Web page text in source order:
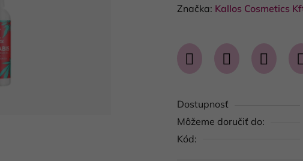
hodnotenie
0,0
z
hviezdičiek.
Značka: Kallos Cosmetics
Dostupnosť
Môžeme doručiť do:
Kód: